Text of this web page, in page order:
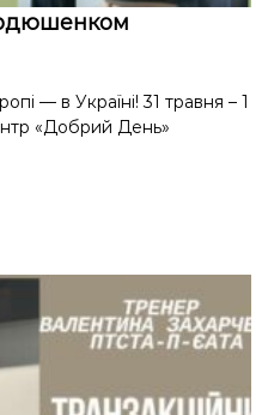
— в Україні! 31 травня – 1
«Добрий День»